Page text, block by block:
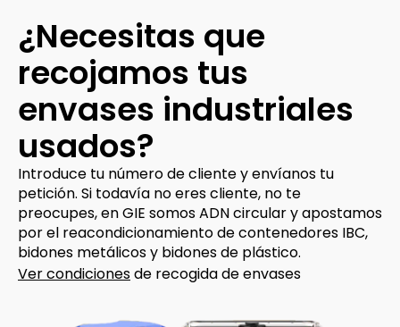
¿Necesitas que
recojamos tus
envases industriales
usados?
Introduce tu número de cliente y envíanos tu
petición. Si todavía no eres cliente, no te
preocupes, en GIE somos ADN circular y apostamos
por el reacondicionamiento de contenedores IBC,
bidones metálicos y bidones de plástico.
Ver condicionesde recogida de envases